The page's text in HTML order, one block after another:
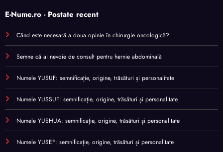
E-Nume.ro - Postate recent
Când este necesară a doua opinie în chirurgie oncologică?
Semne că ai nevoie de consult pentru hernie abdominală
Numele YUSUF: semnificație, origine, trăsături și personalitate
Numele YUSSUF: semnificație, origine, trăsături și personalitate
Numele YUSHUA: semnificație, origine, trăsături și personalitate
Numele YUSEF: semnificație, origine, trăsături și personalitate